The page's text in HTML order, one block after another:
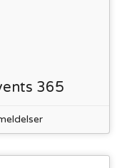
365